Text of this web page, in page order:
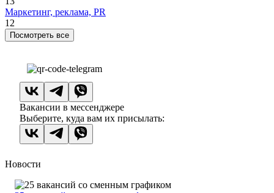
Маркетинг, реклама, PR
12
Посмотреть все
Вакансии в мессенджере
Выберите, куда вам их присылать:
Новости